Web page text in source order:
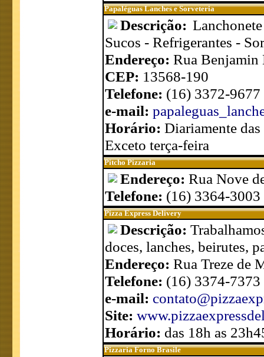
Papaléguas Lanches e Sorveteria
Descrição:
Sucos - Refrigerantes -
Endereço: Rua Benjamin
CEP: 13568-190
Telefone: (16) 3372-
e-mail:
Horário: Diariamente
Exceto terça-feira
Pitcho Pizzaria
Endereço: Rua Nove
Telefone: (16) 3364-
Pizza Express Delivery
Descrição:
doces, lanches, beirutes,
Endereço: Rua Treze de
Telefone: (16) 3374-
e-mail:
Site:
Horário: das 18h as
Pizzaria Forno Brasile